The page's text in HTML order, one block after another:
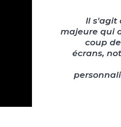
Il s'agit
majeure qui
coup
écrans,